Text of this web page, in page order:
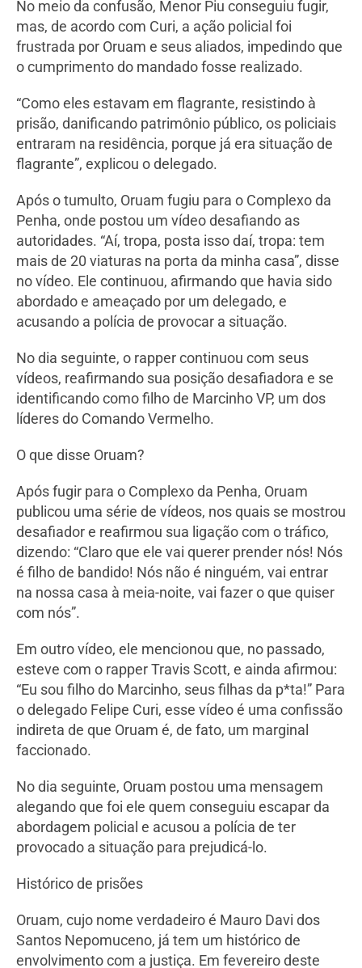
No meio da confusão, Menor Piu conseguiu fugir,
mas, de acordo com Curi, a ação policial foi
frustrada por Oruam e seus aliados, impedindo que
o cumprimento do mandado fosse realizado.
“Como eles estavam em flagrante, resistindo à
prisão, danificando patrimônio público, os policiais
entraram na residência, porque já era situação de
flagrante”, explicou o delegado.
Após o tumulto, Oruam fugiu para o Complexo da
Penha, onde postou um vídeo desafiando as
autoridades. “Aí, tropa, posta isso daí, tropa: tem
mais de 20 viaturas na porta da minha casa”, disse
no vídeo. Ele continuou, afirmando que havia sido
abordado e ameaçado por um delegado, e
acusando a polícia de provocar a situação.
No dia seguinte, o rapper continuou com seus
vídeos, reafirmando sua posição desafiadora e se
identificando como filho de Marcinho VP, um dos
líderes do Comando Vermelho.
O que disse Oruam?
Após fugir para o Complexo da Penha, Oruam
publicou uma série de vídeos, nos quais se mostrou
desafiador e reafirmou sua ligação com o tráfico,
dizendo: “Claro que ele vai querer prender nós! Nós
é filho de bandido! Nós não é ninguém, vai entrar
na nossa casa à meia-noite, vai fazer o que quiser
com nós”.
Em outro vídeo, ele mencionou que, no passado,
esteve com o rapper Travis Scott, e ainda afirmou:
“Eu sou filho do Marcinho, seus filhas da p*ta!” Para
o delegado Felipe Curi, esse vídeo é uma confissão
indireta de que Oruam é, de fato, um marginal
faccionado.
No dia seguinte, Oruam postou uma mensagem
alegando que foi ele quem conseguiu escapar da
abordagem policial e acusou a polícia de ter
provocado a situação para prejudicá-lo.
Histórico de prisões
Oruam, cujo nome verdadeiro é Mauro Davi dos
Santos Nepomuceno, já tem um histórico de
envolvimento com a justiça. Em fevereiro deste